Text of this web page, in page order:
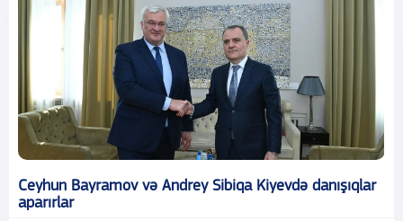
Ceyhun Bayramov və Andrey Sibiqa Kiyevdə danışıqlar
aparırlar